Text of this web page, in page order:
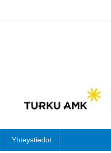
Yhteystiedot